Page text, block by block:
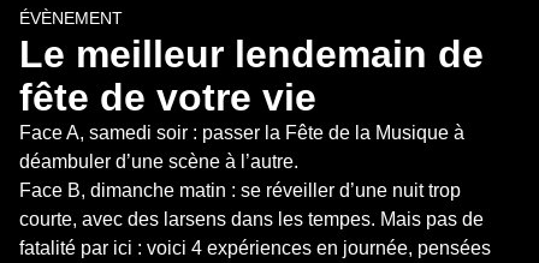
ÉVÈNEMENT
Le meilleur lendemain de
fête de votre vie
Face A, samedi soir : passer la Fête de la Musique à
déambuler d’une scène à l’autre.
Face B, dimanche matin : se réveiller d’une nuit trop
courte, avec des larsens dans les tempes. Mais pas de
fatalité par ici : voici 4 expériences en journée, pensées